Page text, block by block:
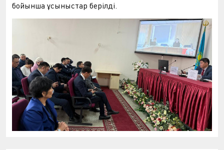
бойынша ұсыныстар берілді.